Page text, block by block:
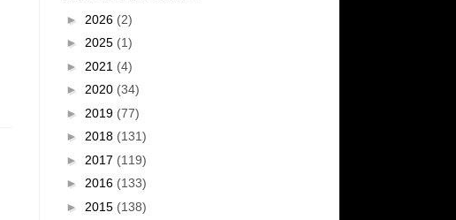
► 2026 (2)
► 2025 (1)
► 2021 (4)
► 2020 (34)
► 2019 (77)
► 2018 (131)
► 2017 (119)
► 2016 (133)
► 2015 (138)